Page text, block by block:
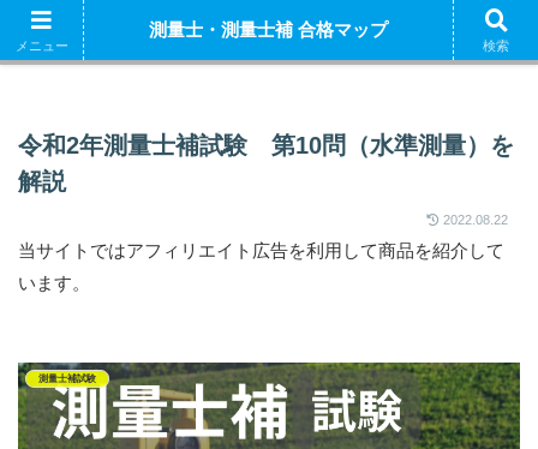
ホーム 測量
令和2年測量士補試験 第10問（水準測量）を
解説
2022.08.22
当サイトではアフィリエイト広告を利用して商品を紹介して
います。
測量士補試験
メニュー
測量士・測量士補 合格マップ
検索